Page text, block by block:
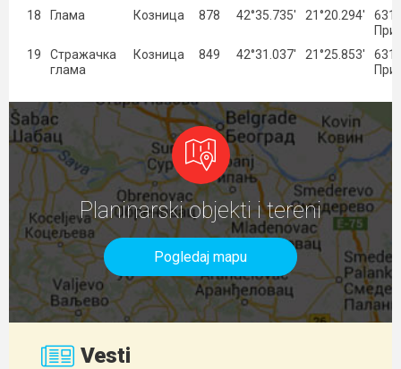
18
Глама Козница 878 42°35.735′ 21°20.294′
631
19
Стражачка
глама
Козница 849 42°31.037′ 21°25.853′
631
Planinarski objekti i tereni
Pogledaj mapu
Vesti